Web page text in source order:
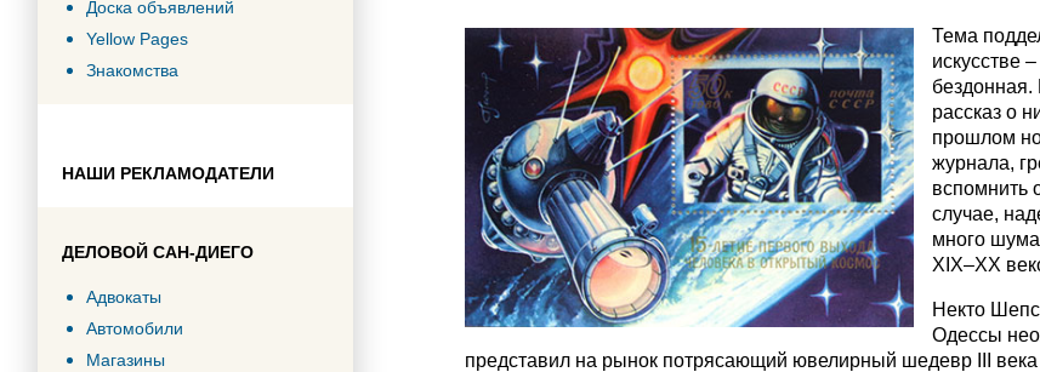
Доска объявлений
Yellow Pages
Знакомства
НАШИ РЕКЛАМОДАТЕЛИ
ДЕЛОВОЙ САН-ДИЕГО
Адвокаты
Автомобили
Магазины
Тема
искусстве
рассказ о
прошлом
журнала,
вспомнить
случае,
много
XIX–XX
Некто
Одессы
представил на рынок потрясающий ювелирный шедевр III